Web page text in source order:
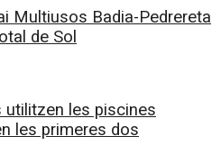
Multiusos Badia-Pedrereta
de Sol
les piscines
les primeres dos